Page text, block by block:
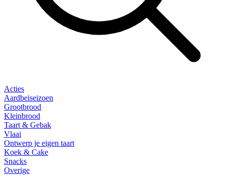
Acties
Aardbeiseizoen
Grootbrood
Kleinbrood
Taart & Gebak
Vlaai
Ontwerp je eigen taart
Koek & Cake
Snacks
Overige